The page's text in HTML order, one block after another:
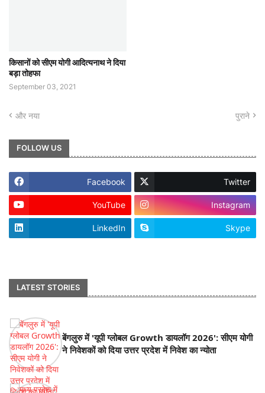
किसानों को सीएम योगी आदित्यनाथ ने दिया
बड़ा तोहफा
September 03, 2021
और नया पुराने
FOLLOW US
Facebook Twitter
YouTube Instagram
LinkedIn Skype
LATEST STORIES
बेंगलुरु में 'यूपी ग्लोबल Growth डायलॉग 2026': सीएम योगी
ने निवेशकों को दिया उत्तर प्रदेश में निवेश का न्योता